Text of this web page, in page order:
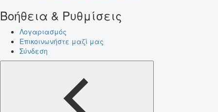
Βοήθεια & Ρυθμίσεις
Λογαριασμός
Επικοινωνήστε μαζί μας
Σύνδεση